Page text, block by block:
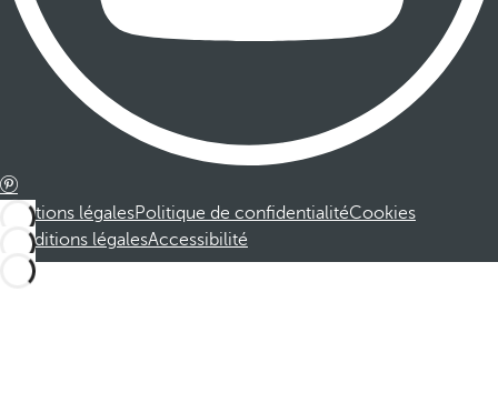
Mentions légalesPolitique de confidentialitéCookies
Conditions légalesAccessibilité